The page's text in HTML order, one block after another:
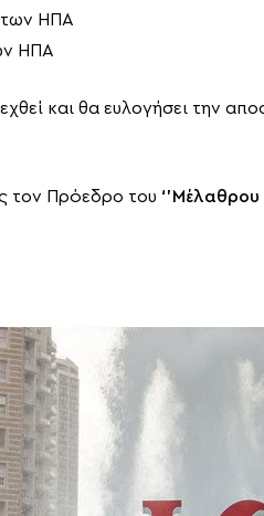
των ΗΠΑ
ΗΠΑ
και θα ευλογήσει την
τον Πρόεδρο του